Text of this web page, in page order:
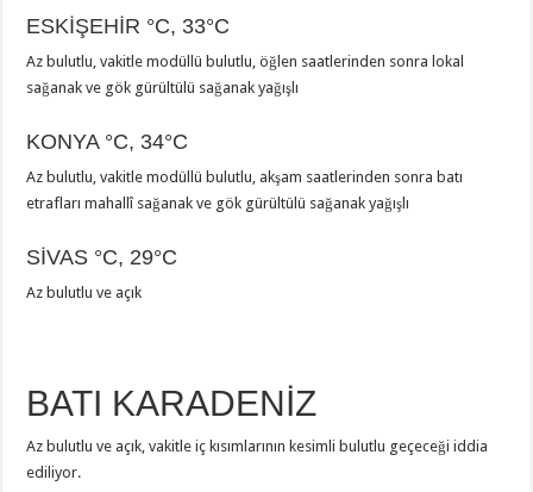
ESKİŞEHİR °C, 33°C
Az bulutlu, vakitle modüllü bulutlu, öğlen saatlerinden sonra lokal
sağanak ve gök gürültülü sağanak yağışlı
KONYA °C, 34°C
Az bulutlu, vakitle modüllü bulutlu, akşam saatlerinden sonra batı
etrafları mahallî sağanak ve gök gürültülü sağanak yağışlı
SİVAS °C, 29°C
Az bulutlu ve açık
BATI KARADENİZ
Az bulutlu ve açık, vakitle iç kısımlarının kesimli bulutlu geçeceği iddia
ediliyor.